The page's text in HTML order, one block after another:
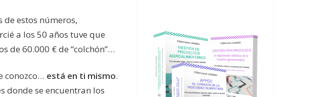
de estos números,
a los 50 años tuve que
de 60.000 € de “colchón”…
conozco… está en ti mismo.
donde se encuentran los